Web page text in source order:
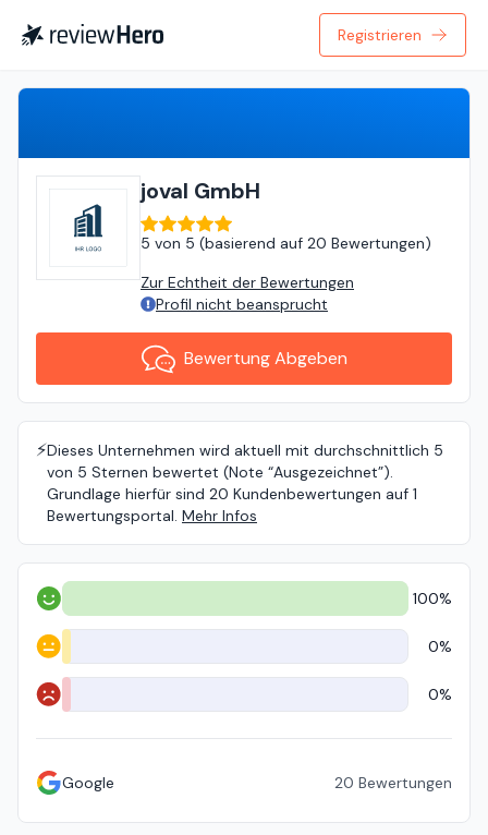
Registrieren
joval GmbH
5 von 5 (basierend auf 20 Bewertungen)
Zur Echtheit der Bewertungen
Profil nicht beansprucht
Bewertung Abgeben
⚡️Dieses Unternehmen wird aktuell mit durchschnittlich 5
von 5 Sternen bewertet (Note “Ausgezeichnet”).
Grundlage hierfür sind 20 Kundenbewertungen auf 1
Bewertungsportal. Mehr Infos
Positiv 100%
Neutral 0%
Negativ 0%
Google 20 Bewertungen